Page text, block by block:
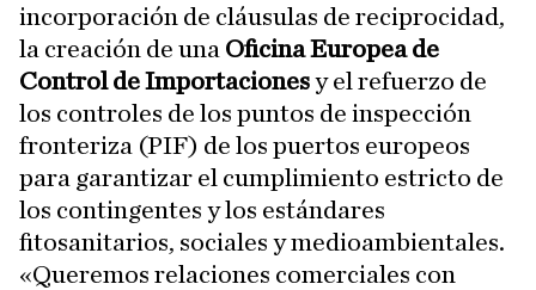
incorporación de cláusulas de reciprocidad,
la creación de una Oficina Europea de
Control de Importacionesy el refuerzo de
los controles de los puntos de inspección
fronteriza (PIF) de los puertos europeos
para garantizar el cumplimiento estricto de
los contingentes y los estándares
fitosanitarios, sociales y medioambientales.
«Queremos relaciones comerciales con